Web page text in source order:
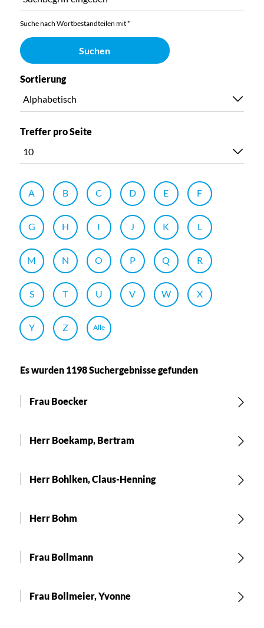
Suche nach Wortbestandteilen mit *
Suchen
Sortierung
Treffer pro Seite
A B C D E F
G H I J K L
M N O P Q R
S T U V W X
Y Z Alle
Es wurden 1198 Suchergebnisse gefunden
Frau Boecker
Herr Boekamp, Bertram
Herr Bohlken, Claus-Henning
Herr Bohm
Frau Bollmann
Frau Bollmeier, Yvonne